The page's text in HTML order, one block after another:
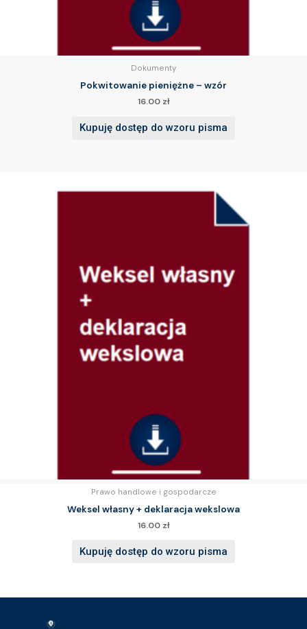
Dokumenty
Pokwitowanie pieniężne – wzór
16.00 zł
Kupuję dostęp do wzoru pisma
Prawo handlowe i gospodarcze
Weksel własny + deklaracja wekslowa
16.00 zł
Kupuję dostęp do wzoru pisma